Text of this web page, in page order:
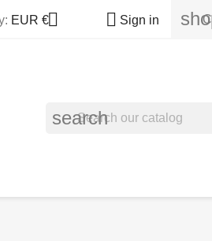
EUR €  Sign in
search